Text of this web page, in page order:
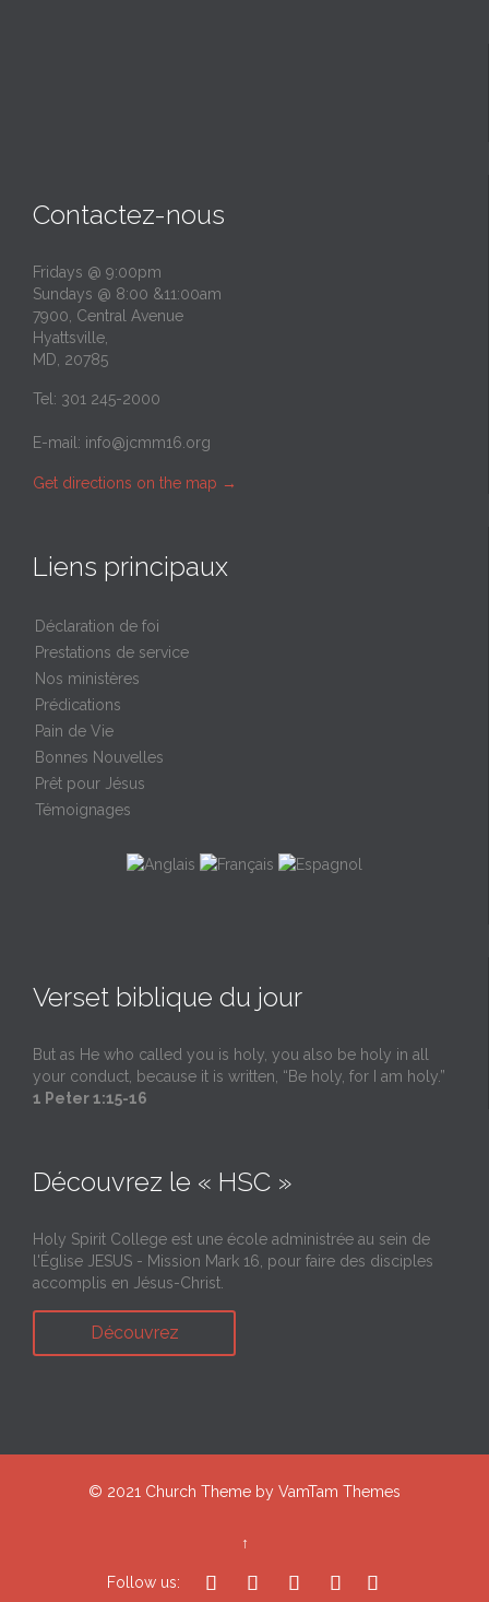
Contactez-nous
Fridays @ 9:00pm
Sundays @ 8:00 &11:00am
7900, Central Avenue
Hyattsville,
MD, 20785
Tel: 301 245-2000
E-mail: info@jcmm16.org
Get directions on the map →
Liens principaux
Déclaration de foi
Prestations de service
Nos ministères
Prédications
Pain de Vie
Bonnes Nouvelles
Prêt pour Jésus
Témoignages
Verset biblique du jour
But as He who called you is holy, you also be holy in all
your conduct, because it is written, “Be holy, for I am holy.”
1 Peter 1:15-16
Découvrez le « HSC »
Holy Spirit College est une école administrée au sein de
l'Église JESUS - Mission Mark 16, pour faire des disciples
accomplis en Jésus-Christ.
Découvrez
© 2021 Church Theme by VamTam Themes
↑
Follow us:     